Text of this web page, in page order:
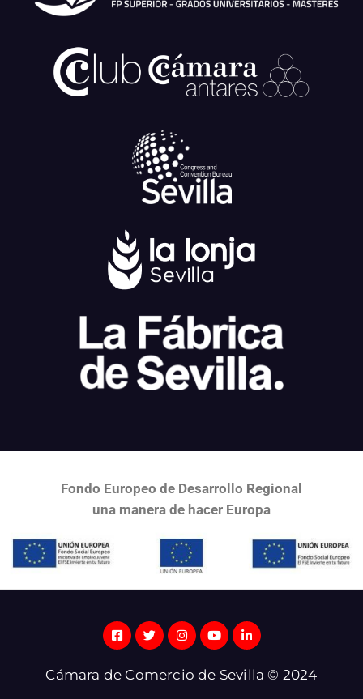
Fondo Europeo de Desarrollo Regional
una manera de hacer Europa
Cámara de Comercio de Sevilla © 2024